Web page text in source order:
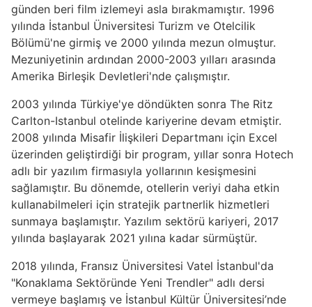
günden beri film izlemeyi asla bırakmamıştır. 1996
yılında İstanbul Üniversitesi Turizm ve Otelcilik
Bölümü'ne girmiş ve 2000 yılında mezun olmuştur.
Mezuniyetinin ardından 2000-2003 yılları arasında
Amerika Birleşik Devletleri'nde çalışmıştır.
2003 yılında Türkiye'ye döndükten sonra The Ritz
Carlton-Istanbul otelinde kariyerine devam etmiştir.
2008 yılında Misafir İlişkileri Departmanı için Excel
üzerinden geliştirdiği bir program, yıllar sonra Hotech
adlı bir yazılım firmasıyla yollarının kesişmesini
sağlamıştır. Bu dönemde, otellerin veriyi daha etkin
kullanabilmeleri için stratejik partnerlik hizmetleri
sunmaya başlamıştır. Yazılım sektörü kariyeri, 2017
yılında başlayarak 2021 yılına kadar sürmüştür.
2018 yılında, Fransız Üniversitesi Vatel İstanbul'da
"Konaklama Sektöründe Yeni Trendler" adlı dersi
vermeye başlamış ve İstanbul Kültür Üniversitesi’nde